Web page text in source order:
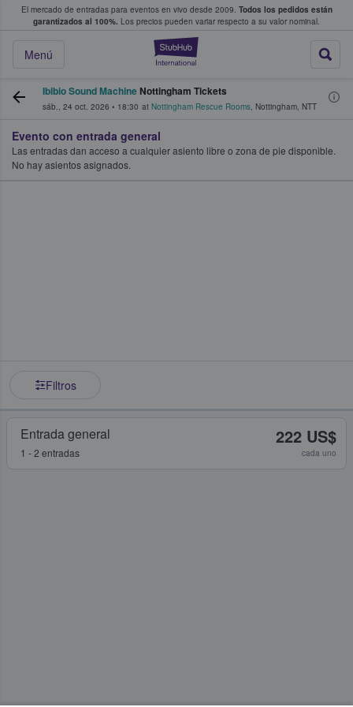
El mercado de entradas para eventos en vivo desde 2009. Todos los pedidos están
garantizados al 100%. Los precios pueden variar respecto a su valor nominal.
StubHub:
Menú
y venta de entradas entre fans
Ibibio Sound Machine Nottingham Tickets
sáb., 24 oct. 2026 • 18:30 at Nottingham Rescue Rooms, Nottingham, NTT
Evento con entrada general
Las entradas dan acceso a cualquier asiento libre o zona de pie disponible.
No hay asientos asignados.
Filtros
Entrada general
1 - 2 entradas
222 US$
cada uno